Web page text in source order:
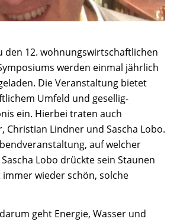
den 12. wohnungswirtschaftlichen
werden einmal jährlich
Die Veranstaltung bietet
Umfeld und gesellig-
ein. Hierbei traten auch
Christian Lindner und Sascha Lobo.
auf welcher
Lobo drückte sein Staunen
immer wieder schön, solche
geht Energie, Wasser und